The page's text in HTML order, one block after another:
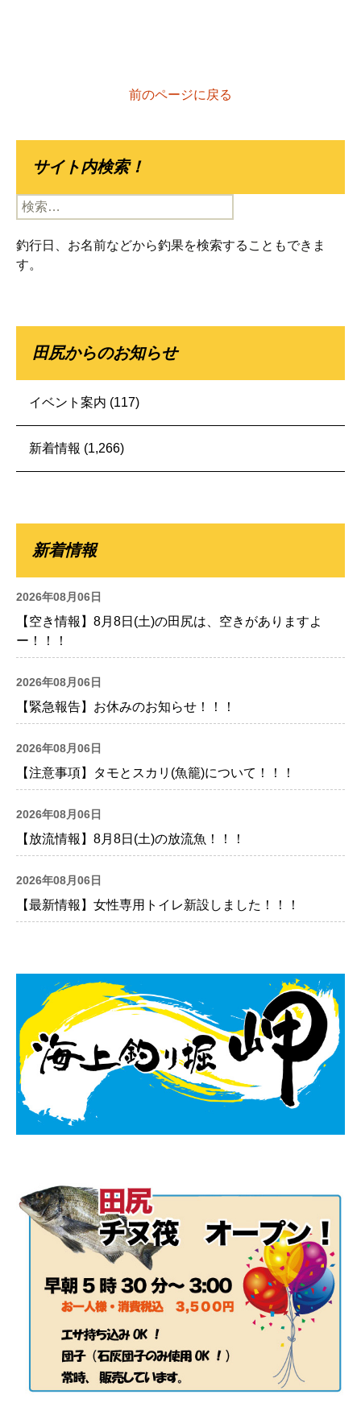
前のページに戻る
サイト内検索！
検
索:
釣行日、お名前などから釣果を検索することもできま
す。
田尻からのお知らせ
イベント案内 (117)
新着情報 (1,266)
新着情報
2026年08月06日
【空き情報】8月8日(土)の田尻は、空きがありますよ
ー！！！
2026年08月06日
【緊急報告】お休みのお知らせ！！！
2026年08月06日
【注意事項】タモとスカリ(魚籠)について！！！
2026年08月06日
【放流情報】8月8日(土)の放流魚！！！
2026年08月06日
【最新情報】女性専用トイレ新設しました！！！